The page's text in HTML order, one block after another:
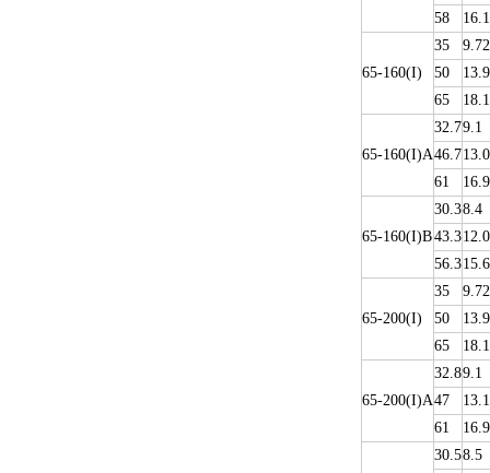
58
16.1
65-160(I)
35
9.72
50
13.9
65
18.1
65-160(I)A
32.79.1
46.713.0
61
16.9
65-160(I)B
30.38.4
43.312.0
56.315.6
65-200(I)
35
9.72
50
13.9
65
18.1
65-200(I)A
32.89.1
47
13.1
61
16.9
30.58.5